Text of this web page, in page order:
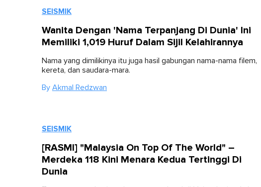
SEISMIK
Wanita Dengan 'Nama Terpanjang Di Dunia' Ini
Memiliki 1,019 Huruf Dalam Sijil Kelahirannya
Nama yang dimilikinya itu juga hasil gabungan nama-nama filem,
kereta, dan saudara-mara.
By Akmal Redzwan
SEISMIK
[RASMI] "Malaysia On Top Of The World" –
Merdeka 118 Kini Menara Kedua Tertinggi Di
Dunia